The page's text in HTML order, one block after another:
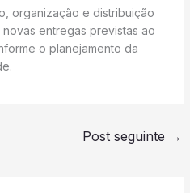
organização e distribuição
entregas previstas ao
o planejamento da
Post seguinte →